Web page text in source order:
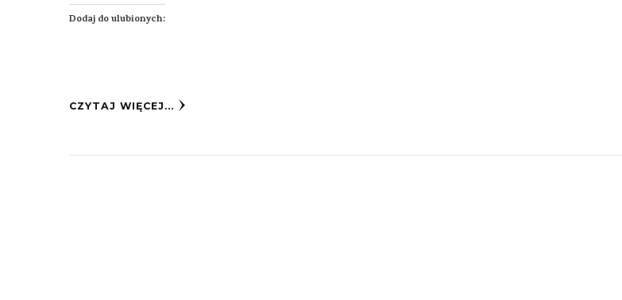
Dodaj do ulubionych:
CZYTAJ WIĘCEJ...